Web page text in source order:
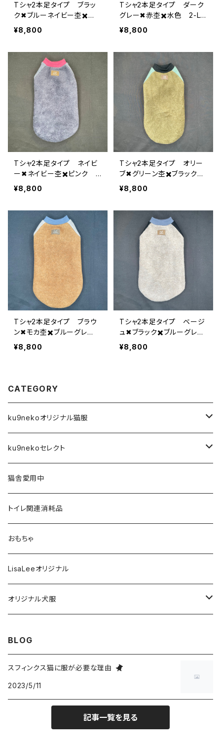
Tシャ2本足タイプ ブラッ
ク✖︎ブルーネイビー杢✖️
赤 2-L-006
¥8,800
Tシャ2本足タイプ ダーク
グレー✖︎赤杢✖️水色 2-L-
005
¥8,800
Tシャ2本足タイプ ネイビ
ー✖︎ネイビー杢✖️ピンク 2
-L-004
¥8,800
Tシャ2本足タイプ オリー
ブ✖︎グリーン杢✖️ブラック
2-L-003
¥8,800
Tシャ2本足タイプ ブラウ
ン✖︎モカ杢✖️ブルーグレ
ー 2-L-002
¥8,800
Tシャ2本足タイプ ベージ
ュ✖︎ブラック✖️ブルーグレ
ー 2-L-001
¥8,800
CATEGORY
ku9nekoオリジナル猫服
前空き開口タイプ
XS
S
XXXL
Tシャツ
XS
S
４本足フルカバータイプ
XS
S
タンクトップタイプ
XS
S
フリースベスト
XS
M
L
ハイネック２本足フリースタイプ
S
M
S
L
前足開口ポケット付タイプ
ku9nekoセレクト
アーティスト
雑貨
フード・おやつ
歯磨き関連
お風呂関連
猫舎愛用中
トイレ関連消耗品
おもちゃ
LisaLeeオリジナル
オリジナル犬服
XLサイズ
BLOG
スフィンクス猫に服が必要な理由
2023/5/11
記事一覧を見る